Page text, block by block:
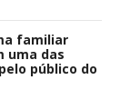
familiar
uma das
público do